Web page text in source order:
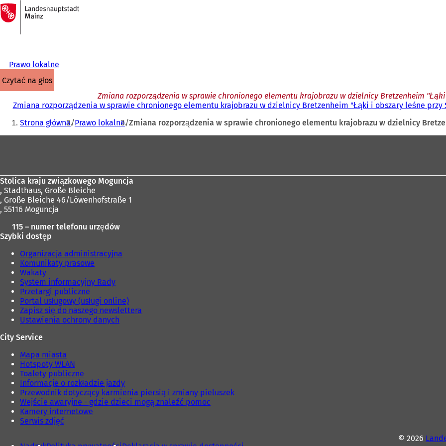
Przejdź do treści
Do
strony
głównej
Prawo lokalne
czytać na głos
Zmiana rozporządzenia w sprawie chronionego elementu krajobrazu w dzielnicy Bretzenheim
Zmiana rozporządzenia w sprawie chronionego elementu krajobrazu w dzielnicy Bretzenheim "Łąki i obszary leśne przy
Jesteś
tutaj:
Strona główna Prawo lokalne Zmiana rozporządzenia w sprawie chronionego elementu krajobrazu w dzielnicy
Stolica kraju związkowego Moguncja
, Stadthaus, Große Bleiche
, Große Bleiche 46/Löwenhofstraße 1
, 55116 Moguncja
115 – numer telefonu urzędów
Szybki dostęp
Organizacja administracyjna
Komunikaty prasowe
Wakaty
System informacyjny Rady
Przetargi publiczne
Portal usługowy (usługi online)
Zapisz się do naszego newslettera
Ustawienia ochrony danych
City Service
Mapa miasta
Hotspoty WLAN
Toalety publiczne
Informacje o rozkładzie jazdy
Przewodnik dotyczący karmienia piersią i zmiany pieluszek
Wejście awaryjne - gdzie dzieci mogą znaleźć pomoc
Kamery internetowe
Serwis zdjęć
© 2026